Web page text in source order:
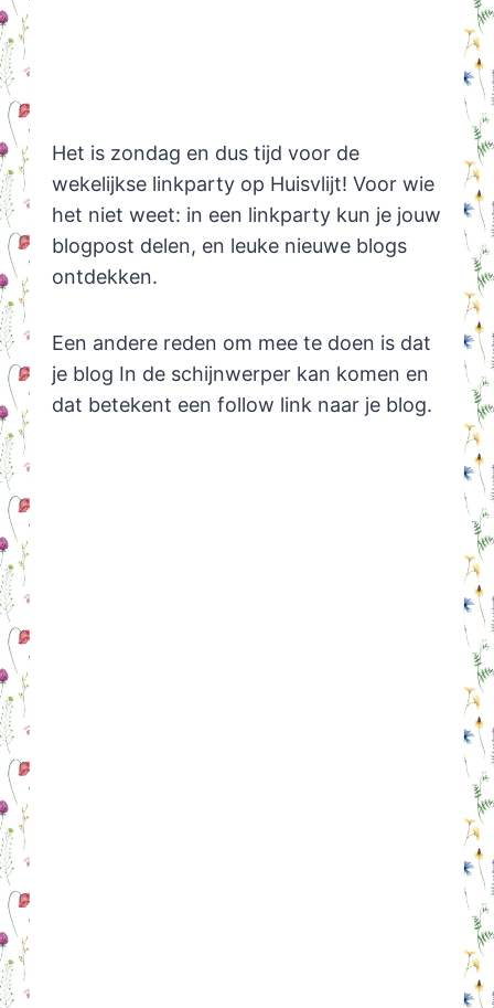
Het is zondag en dus tijd voor de
wekelijkse linkparty op Huisvlijt! Voor wie
het niet weet: in een linkparty kun je jouw
blogpost delen, en leuke nieuwe blogs
ontdekken.
Een andere reden om mee te doen is dat
je blog In de schijnwerper kan komen en
dat betekent een follow link naar je blog.